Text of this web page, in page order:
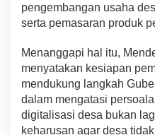
pengembangan usaha
serta pemasaran produk
Menanggapi hal itu,
menyatakan kesiapan
mendukung langkah
dalam mengatasi
digitalisasi desa bukan
keharusan agar desa